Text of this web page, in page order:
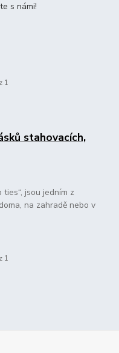
s námi!
z 1
stahovacích,
jsou jedním z
na zahradě nebo v
z 1